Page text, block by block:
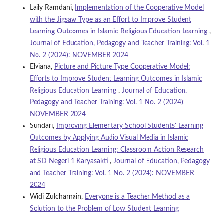
Laily Ramdani,
Implementation of the Cooperative Model
with the Jigsaw Type as an Effort to Improve Student
Learning Outcomes in Islamic Religious Education Learning ,
Journal of Education, Pedagogy and Teacher Training: Vol. 1
No. 2 (2024): NOVEMBER 2024
Elviana, Picture and Picture Type Cooperative Model:
Efforts to Improve Student Learning Outcomes in Islamic
Religious Education Learning , Journal of Education,
Pedagogy and Teacher Training: Vol. 1 No. 2 (2024):
NOVEMBER 2024
Sundari,
Improving Elementary School Students' Learning
Outcomes by Applying Audio Visual Media in Islamic
Religious Education Learning: Classroom Action Research
at SD Negeri 1 Karyasakti , Journal of Education, Pedagogy
and Teacher Training: Vol. 1 No. 2 (2024): NOVEMBER
2024
Widi Zulcharnain, Everyone is a Teacher Method as a
Solution to the Problem of Low Student Learning